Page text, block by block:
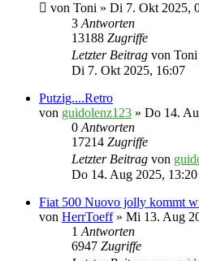
von Toni » Di 7. Okt 2025,
3Antworten
13188 Zugriffe
Letzter Beitrag von Toni
Di 7. Okt 2025, 16:07
Putzig....Retro
von guidolenz123 » Do 14.
0Antworten
17214 Zugriffe
Letzter Beitrag von
Do 14. Aug 2025, 13:20
Fiat 500 Nuovo jolly kommt
von HerrToeff» Mi 13. Aug
1Antworten
6947 Zugriffe